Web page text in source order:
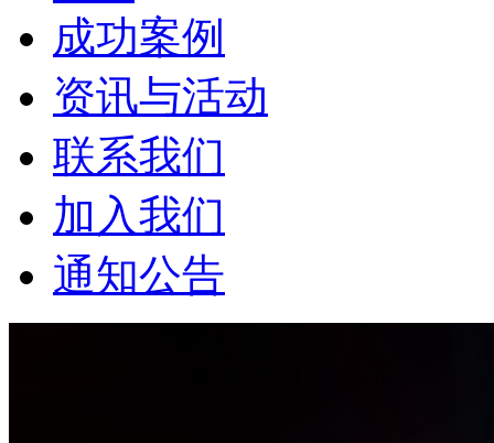
成功案例
资讯与活动
联系我们
加入我们
通知公告